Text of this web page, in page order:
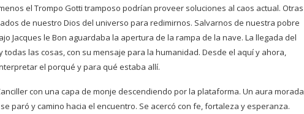
el Trompo Gotti tramposo podrían proveer soluciones al caos actual. Otras
de nuestro Dios del universo para redimirnos. Salvarnos de nuestra pobre
Jacques le Bon aguardaba la apertura de la rampa de la nave. La llegada del
las cosas, con su mensaje para la humanidad. Desde el aquí y ahora,
el porqué y para qué estaba allí.
con una capa de monje descendiendo por la plataforma. Un aura morada
paró y camino hacia el encuentro. Se acercó con fe, fortaleza y esperanza.